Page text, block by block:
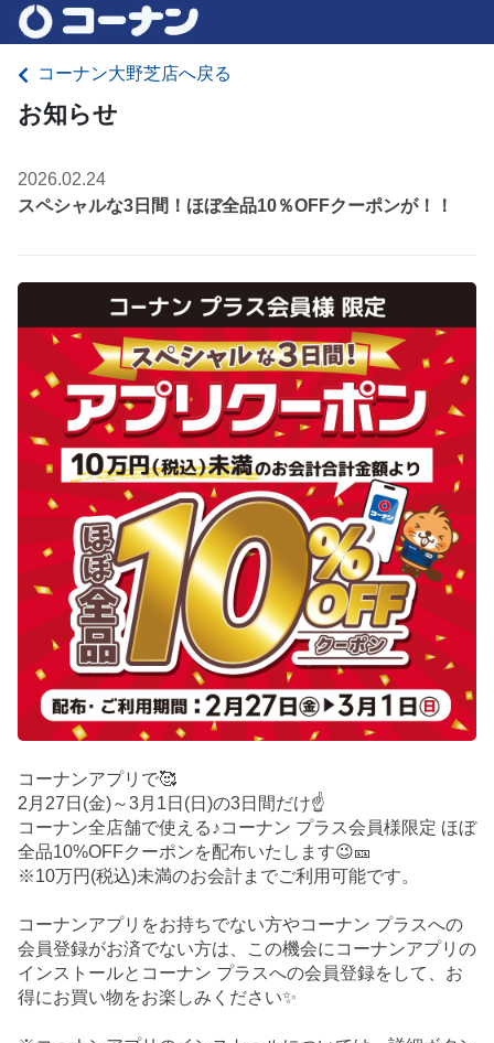
コーナン大野芝店へ戻る
お知らせ
2026.02.24
スペシャルな3日間！ほぼ全品10％OFFクーポンが！！
コーナンアプリで🥰
2月27日(金)～3月1日(日)の3日間だけ☝️
コーナン全店舗で使える♪コーナン プラス会員様限定 ほぼ
全品10%OFFクーポンを配布いたします😉🎫
※10万円(税込)未満のお会計までご利用可能です。
コーナンアプリをお持ちでない方やコーナン プラスへの
会員登録がお済でない方は、この機会にコーナンアプリの
インストールとコーナン プラスへの会員登録をして、お
得にお買い物をお楽しみください✨